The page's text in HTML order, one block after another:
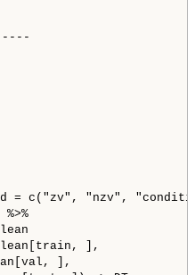
c("zv", "nzv",
],
],